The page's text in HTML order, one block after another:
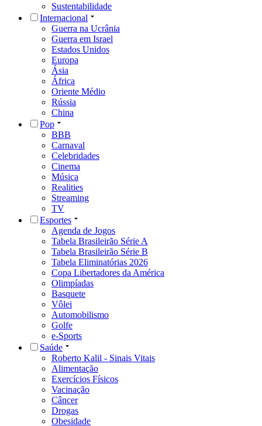
Sustentabilidade
Internacional
Guerra na Ucrânia
Guerra em Israel
Estados Unidos
Europa
Ásia
África
Oriente Médio
Rússia
China
Pop
BBB
Carnaval
Celebridades
Cinema
Música
Realities
Streaming
TV
Esportes
Agenda de Jogos
Tabela Brasileirão Série A
Tabela Brasileirão Série B
Tabela Eliminatórias 2026
Copa Libertadores da América
Olimpíadas
Basquete
Vôlei
Automobilismo
Golfe
e-Sports
Saúde
Roberto Kalil - Sinais Vitais
Alimentação
Exercícios Físicos
Vacinação
Câncer
Drogas
Obesidade